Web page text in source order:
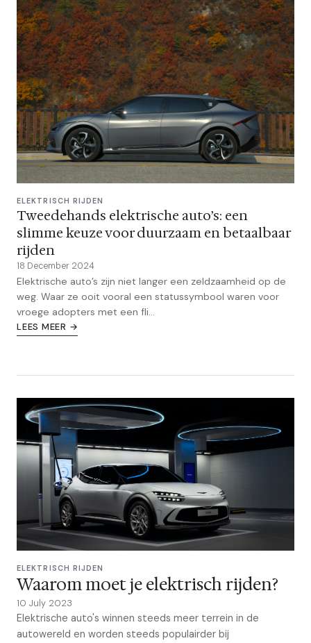
ELEKTRISCH RIJDEN
Tweedehands elektrische auto’s: een
slimme keuze voor duurzaam en betaalbaar
rijden
18 December 2024
Elektrische auto’s zijn niet langer een zeldzaamheid op de
weg. Waar ze ooit vooral een statussymbool waren voor
vroege adopters met een fli...
LEES MEER →
ELEKTRISCH RIJDEN
Waarom moet je elektrisch rijden?
10 July 2023
Elektrische auto's winnen steeds meer terrein in de
autowereld en worden steeds populairder bij